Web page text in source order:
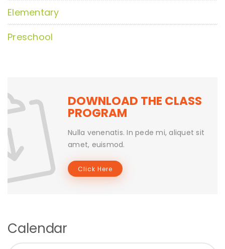
Elementary
Preschool
DOWNLOAD THE CLASS
PROGRAM
Nulla venenatis. In pede mi, aliquet sit
amet, euismod.
Click Here
Calendar